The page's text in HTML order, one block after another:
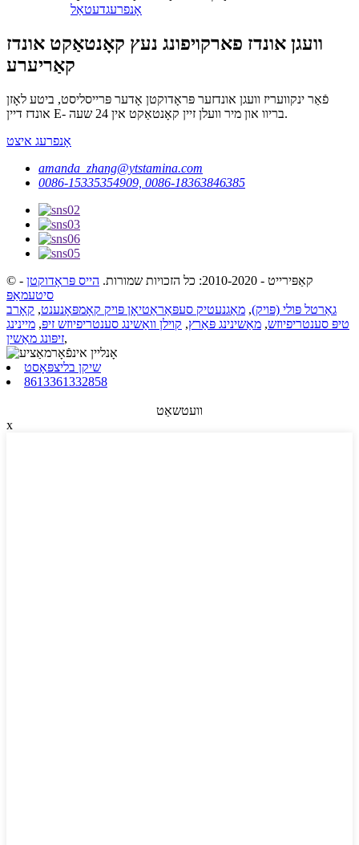
אָנפרעגדעטאַל
וועגן אונדז פארקויפונג נעץ קאָנטאַקט אונדז
קאַריערע
פֿאַר ינקוועריז וועגן אונדזער פּראָדוקטן אָדער פּרייסליסט, ביטע לאָזן
אונדז דיין E- בריוו און מיר וועלן זיין קאָנטאַקט אין 24 שעה.
אָנפרעג איצט
amanda_zhang@ytstamina.com
0086-15335354909, 0086-18363846385
© קאַפּירייט - 2010-2020: כל הזכויות שמורות. הייס פּראָדוקטן -
סיטעמאַפּ
גאַרטל פּולי (פּויק), מאַגנעטיק סעפּאַראַטיאָן פּויק קאָמפּאָנענט, קאָרב
טיפּ סענטריפיוזש, מאַשינינג פּאַרץ, קוילן וואַשינג סענטריפיוזש זיפּ, מיינינג
זיפּונג מאַשין,
שיקן בליצפּאָסט
8613361332858
וועטשאַט
x